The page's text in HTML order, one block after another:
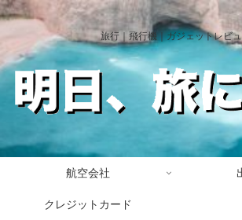
旅行｜飛行機｜ガジェットレビ
航空会社
クレジットカード